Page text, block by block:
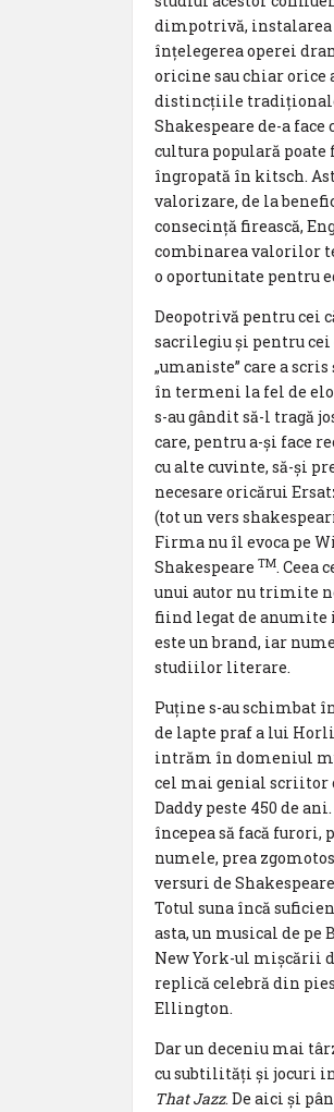
dimpotrivă, instalarea
înțelegerea operei
oricine sau chiar orice
distincțiile tradiționale
Shakespeare de-a
cultura populară poate
îngropată în kitsch.
valorizare, de la
consecință firească,
combinarea valorilor
o oportunitate pentru
Deopotrivă pentru cei
sacrilegiu și pentru cei
„umaniste” care a
în termeni la fel de
s-au gândit să-l tragă
care, pentru a-și face
cu alte cuvinte, să-și
necesare oricărui
(tot un vers
Firma nu îl evoca pe
Shakespeare TM. Ceea
unui autor nu trimite
fiind legat de anumite
este un brand, iar
studiilor literare.
Puține s-au schimbat
de lapte praf a lui
intrăm în domeniul
cel mai genial scriitor
Daddy peste 450 de
începea să facă furori,
numele, prea
versuri de
Totul suna încă
asta, un musical de pe
New York-ul mișcării
replică celebră din
Ellington.
Dar un deceniu mai
cu subtilități și jocuri
That Jazz. De aici și